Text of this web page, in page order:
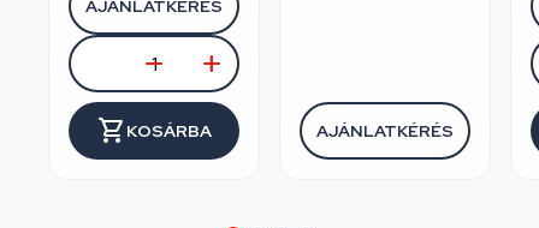
AJÁNLATKÉRÉS
KOSÁRBA AJÁNLATKÉRÉS